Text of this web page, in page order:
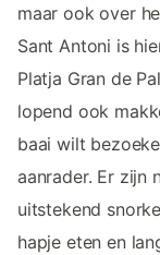
maar ook over
Sant Antoni is
Platja Gran de
lopend ook
baai wilt
aanrader. Er zijn
uitstekend
hapje eten en